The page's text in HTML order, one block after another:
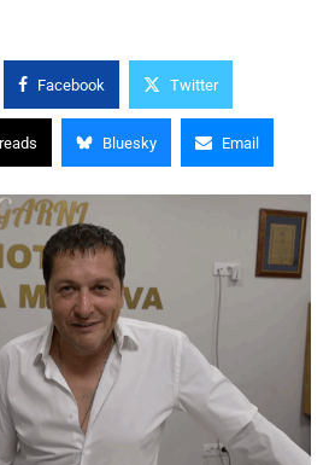
Facebook Twitter
Bluesky Email